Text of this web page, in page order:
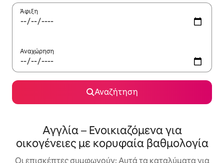
Άφιξη
Αναχώρηση
Αναζήτηση
Αγγλία – Ενοικιαζόμενα για
οικογένειες με κορυφαία βαθμολογία
Οι επισκέπτες συμφωνούν: Αυτά τα καταλύματα για